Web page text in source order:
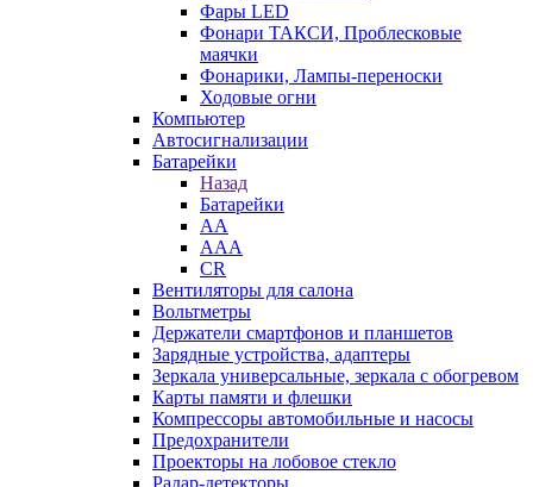
Фары LED
Фонари ТАКСИ, Проблесковые
маячки
Фонарики, Лампы-переноски
Ходовые огни
Компьютер
Автосигнализации
Батарейки
Назад
Батарейки
AA
AAA
CR
Вентиляторы для салона
Вольтметры
Держатели смартфонов и планшетов
Зарядные устройства, адаптеры
Зеркала универсальные, зеркала с обогревом
Карты памяти и флешки
Компрессоры автомобильные и насосы
Предохранители
Проекторы на лобовое стекло
Радар-детекторы